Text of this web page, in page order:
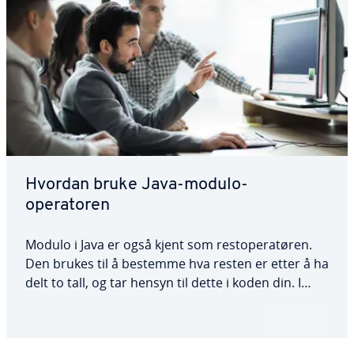
Hvordan bruke Java-modulo-
operatoren
Modulo i Java er også kjent som restoperatøren.
Den brukes til å bestemme hva resten er etter å ha
delt to tall, og tar hensyn til dette i koden din. I